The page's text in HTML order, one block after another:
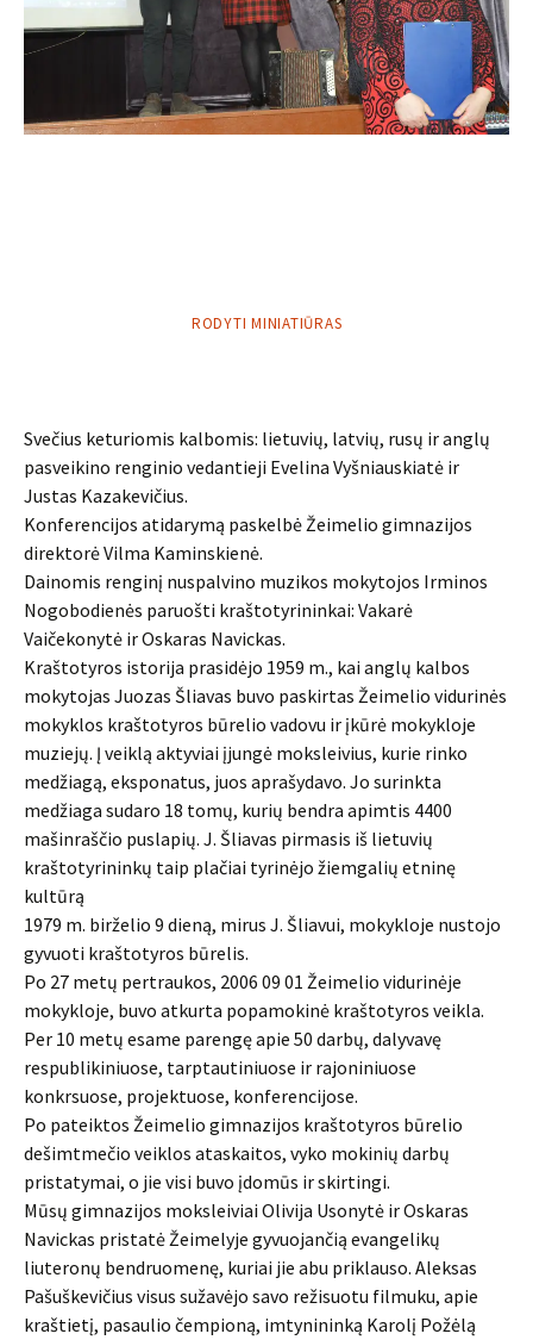
RODYTI MINIATIŪRAS
Svečius keturiomis kalbomis: lietuvių, latvių, rusų ir anglų
pasveikino renginio vedantieji Evelina Vyšniauskiatė ir
Justas Kazakevičius.
Konferencijos atidarymą paskelbė Žeimelio gimnazijos
direktorė Vilma Kaminskienė.
Dainomis renginį nuspalvino muzikos mokytojos Irminos
Nogobodienės paruošti kraštotyrininkai: Vakarė
Vaičekonytė ir Oskaras Navickas.
Kraštotyros istorija prasidėjo 1959 m., kai anglų kalbos
mokytojas Juozas Šliavas buvo paskirtas Žeimelio vidurinės
mokyklos kraštotyros būrelio vadovu ir įkūrė mokykloje
muziejų. Į veiklą aktyviai įjungė moksleivius, kurie rinko
medžiagą, eksponatus, juos aprašydavo. Jo surinkta
medžiaga sudaro 18 tomų, kurių bendra apimtis 4400
mašinraščio puslapių. J. Šliavas pirmasis iš lietuvių
kraštotyrininkų taip plačiai tyrinėjo žiemgalių etninę
kultūrą
1979 m. birželio 9 dieną, mirus J. Šliavui, mokykloje nustojo
gyvuoti kraštotyros būrelis.
Po 27 metų pertraukos, 2006 09 01 Žeimelio vidurinėje
mokykloje, buvo atkurta popamokinė kraštotyros veikla.
Per 10 metų esame parengę apie 50 darbų, dalyvavę
respublikiniuose, tarptautiniuose ir rajoniniuose
konkrsuose, projektuose, konferencijose.
Po pateiktos Žeimelio gimnazijos kraštotyros būrelio
dešimtmečio veiklos ataskaitos, vyko mokinių darbų
pristatymai, o jie visi buvo įdomūs ir skirtingi.
Mūsų gimnazijos moksleiviai Olivija Usonytė ir Oskaras
Navickas pristatė Žeimelyje gyvuojančią evangelikų
liuteronų bendruomenę, kuriai jie abu priklauso. Aleksas
Pašuškevičius visus sužavėjo savo režisuotu filmuku, apie
kraštietį, pasaulio čempioną, imtynininką Karolį Požėlą